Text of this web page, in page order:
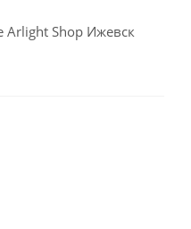
Arlight Shop Ижевск